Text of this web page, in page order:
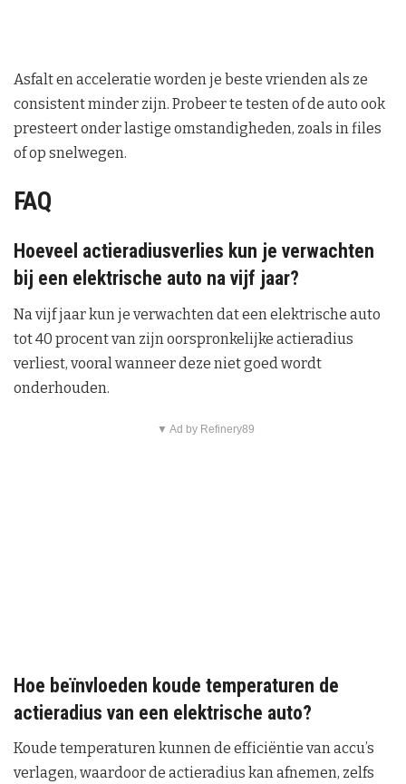
Asfalt en acceleratie worden je beste vrienden als ze
consistent minder zijn. Probeer te testen of de auto ook
presteert onder lastige omstandigheden, zoals in files
of op snelwegen.
FAQ
Hoeveel actieradiusverlies kun je verwachten
bij een elektrische auto na vijf jaar?
Na vijf jaar kun je verwachten dat een elektrische auto
tot 40 procent van zijn oorspronkelijke actieradius
verliest, vooral wanneer deze niet goed wordt
onderhouden.
▼ Ad by Refinery89
Hoe beïnvloeden koude temperaturen de
actieradius van een elektrische auto?
Koude temperaturen kunnen de efficiëntie van accu’s
verlagen, waardoor de actieradius kan afnemen, zelfs